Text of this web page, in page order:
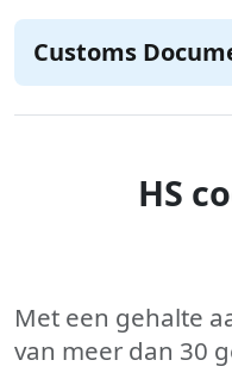
Customs
HS
Met een gehalte
van meer dan 30